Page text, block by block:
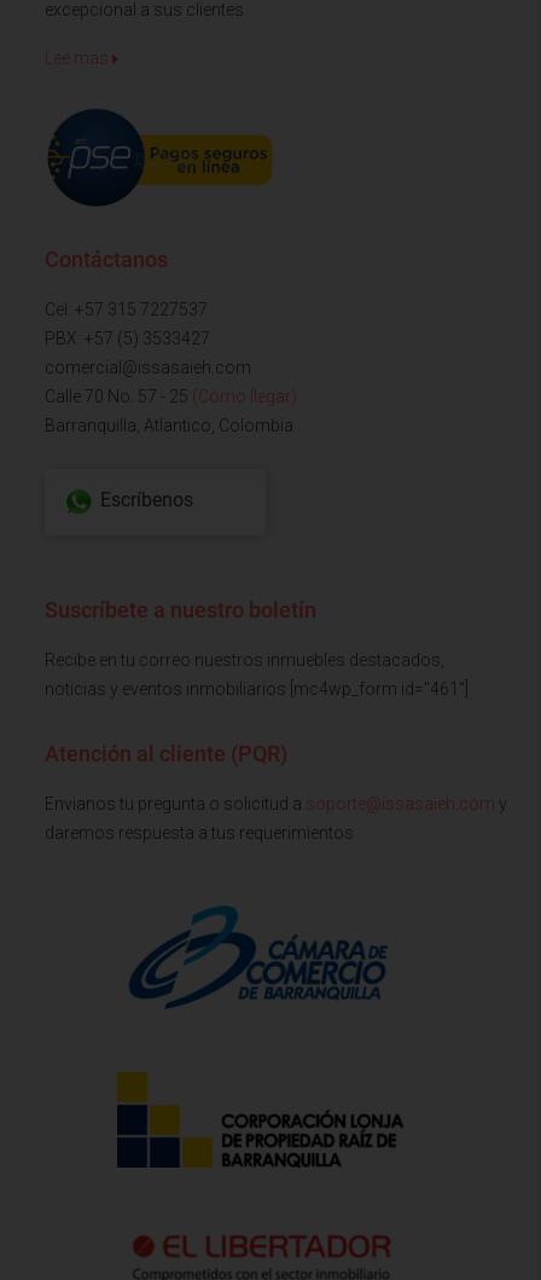
excepcional a sus clientes
Lee mas
Contáctanos
Cel: +57 315 7227537
PBX: +57 (5) 3533427
comercial@issasaieh.com
Calle 70 No. 57 - 25 (Cómo llegar)
Barranquilla, Atlantico, Colombia
Escríbenos
Suscríbete a nuestro boletín
Recibe en tu correo nuestros inmuebles destacados,
noticias y eventos inmobiliarios [mc4wp_form id="461"]
Atención al cliente (PQR)
Envianos tu pregunta o solicitud a soporte@issasaieh.com y
daremos respuesta a tus requerimientos